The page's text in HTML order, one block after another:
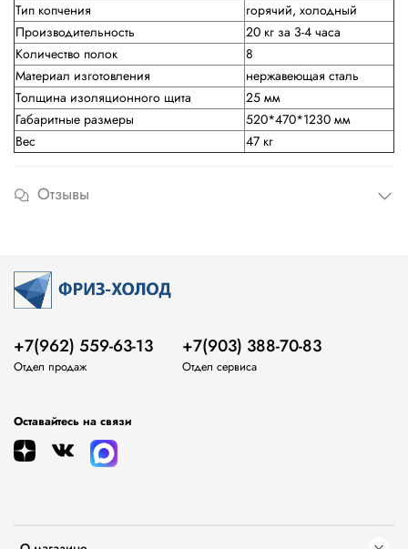
Тип копчения
горячий, холодный
Производительность
20 кг за 3-4 часа
Количество полок
8
Материал изготовления
нержавеющая сталь
Толщина изоляционного щита
25 мм
Габаритные размеры
520*470*1230 мм
Вес
47 кг
Отзывы
+7(962) 559-63-13
Отдел продаж
+7(903) 388-70-83
Отдел сервиса
Оставайтесь на связи